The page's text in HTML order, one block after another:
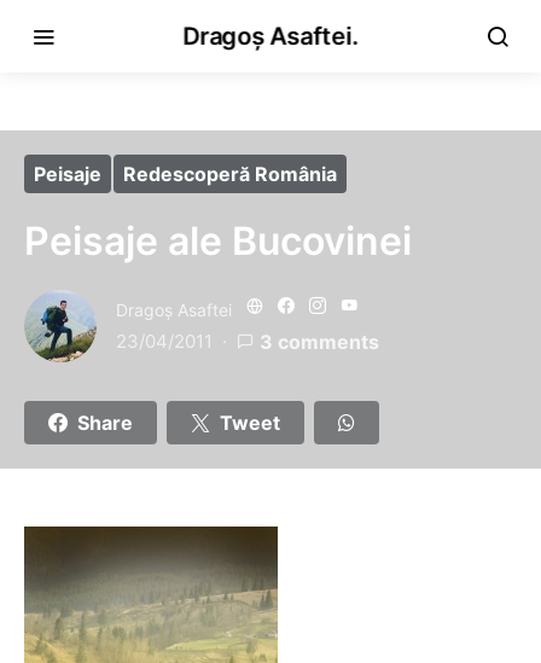
Dragoș Asaftei.
Peisaje Redescoperă România
Peisaje ale Bucovinei
Dragoş Asaftei
23/04/2011 3 comments
Share Tweet